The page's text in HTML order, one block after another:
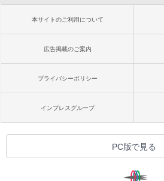
本サイトのご利用について
広告掲載のご案内
プライバシーポリシー
インプレスグループ
PC版で見る